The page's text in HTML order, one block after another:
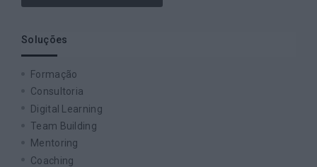
Soluções
Formação
Consultoria
Digital Learning
Team Building
Mentoring
Coaching